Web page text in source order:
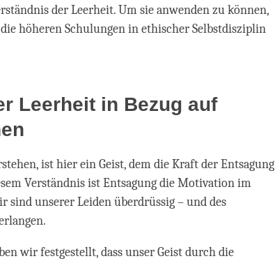
der Leerheit. Um sie anwenden zu können,
höheren Schulungen in ethischer Selbstdisziplin
Leerheit in Bezug auf
ist hier ein Geist, dem die Kraft der Entsagung
Verständnis ist Entsagung die Motivation im
unserer Leiden überdrüssig – und des
wir festgestellt, dass unser Geist durch die